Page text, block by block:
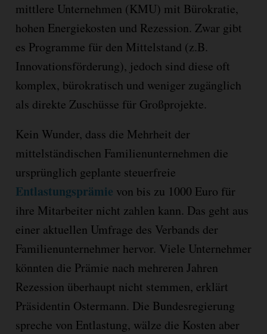
mittlere Unternehmen (KMU) mit Bürokratie,
hohen Energiekosten und Rezession. Zwar gibt
es Programme für den Mittelstand (z.B.
Innovationsförderung), jedoch sind diese oft
komplex, bürokratisch und weniger zugänglich
als direkte Zuschüsse für Großprojekte.
Kein Wunder, dass die Mehrheit der
mittelständischen Familienunternehmen die
ursprünglich geplante steuerfreie
Entlastungsprämie von bis zu 1000 Euro für
ihre Mitarbeiter nicht zahlen kann. Das geht aus
einer aktuellen Umfrage des Verbands der
Familienunternehmer hervor. Viele Unternehmer
könnten die Prämie nach mehreren Jahren
Rezession überhaupt nicht stemmen, erklärt
Präsidentin Ostermann. Die Bundesregierung
spreche von Entlastung, wälze die Kosten aber